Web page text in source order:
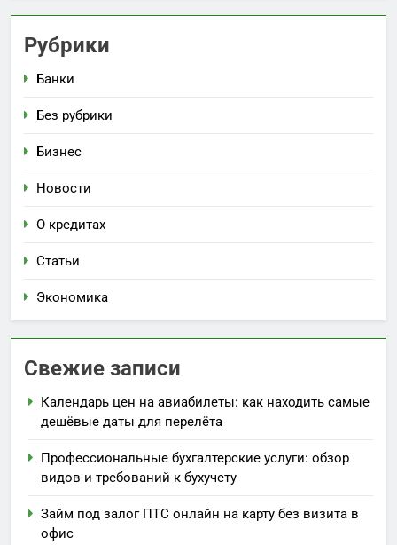
Рубрики
Банки
Без рубрики
Бизнес
Новости
О кредитах
Статьи
Экономика
Свежие записи
Календарь цен на авиабилеты: как находить самые
дешёвые даты для перелёта
Профессиональные бухгалтерские услуги: обзор
видов и требований к бухучету
Займ под залог ПТС онлайн на карту без визита в
офис